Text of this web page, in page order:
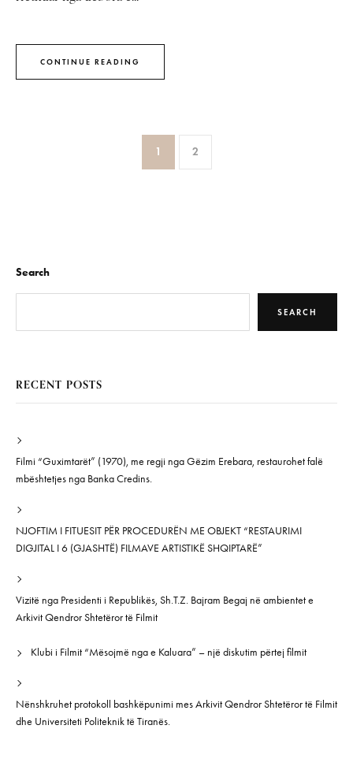
CONTINUE READING
1 2
Search
SEARCH
RECENT POSTS
Filmi “Guximtarët” (1970), me regji nga Gëzim Erebara, restaurohet falë
mbështetjes nga Banka Credins.
NJOFTIM I FITUESIT PËR PROCEDURËN ME OBJEKT “RESTAURIMI
DIGJITAL I 6 (GJASHTË) FILMAVE ARTISTIKË SHQIPTARË”
Vizitë nga Presidenti i Republikës, Sh.T.Z. Bajram Begaj në ambientet e
Arkivit Qendror Shtetëror të Filmit
Klubi i Filmit “Mësojmë nga e Kaluara” – një diskutim përtej filmit
Nënshkruhet protokoll bashkëpunimi mes Arkivit Qendror Shtetëror të Filmit
dhe Universiteti Politeknik të Tiranës.